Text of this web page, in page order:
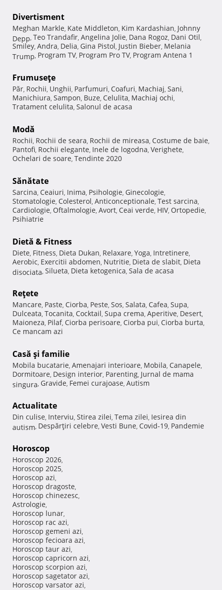
Divertisment
Meghan Markle, Kate Middleton, Kim Kardashian, Johnny
Depp, Teo Trandafir, Angelina Jolie, Dana Rogoz, Dani Otil,
Smiley, Andra, Delia, Gina Pistol, Justin Bieber, Melania
Trump, Program TV, Program Pro TV, Program Antena 1
Frumuseţe
Păr, Rochii, Unghii, Parfumuri, Coafuri, Machiaj, Sani,
Manichiura, Sampon, Buze, Celulita, Machiaj ochi,
Tratament celulita, Salonul de acasa
Modă
Rochii, Rochii de seara, Rochii de mireasa, Costume de baie,
Pantofi, Rochii elegante, Inele de logodna, Verighete,
Ochelari de soare, Tendinte 2020
Sănătate
Sarcina, Ceaiuri, Inima, Psihologie, Ginecologie,
Stomatologie, Colesterol, Anticonceptionale, Test sarcina,
Cardiologie, Oftalmologie, Avort, Ceai verde, HIV, Ortopedie,
Psihiatrie
Dietă & Fitness
Diete, Fitness, Dieta Dukan, Relaxare, Yoga, Intretinere,
Aerobic, Exercitii abdomen, Nutritie, Dieta de slabit, Dieta
disociata, Silueta, Dieta ketogenica, Sala de acasa
Reţete
Mancare, Paste, Ciorba, Peste, Sos, Salata, Cafea, Supa,
Dulceata, Tocanita, Cocktail, Supa crema, Aperitive, Desert,
Maioneza, Pilaf, Ciorba perisoare, Ciorba pui, Ciorba burta,
Ce mancam azi
Casă şi familie
Mobila bucatarie, Amenajari interioare, Mobila, Canapele,
Dormitoare, Design interior, Parenting, Jurnal de mama
singura, Gravide, Femei curajoase, Autism
Actualitate
Din culise, Interviu, Stirea zilei, Tema zilei, Iesirea din
autism, Despărţiri celebre, Vesti Bune, Covid-19, Pandemie
Horoscop
Horoscop 2026,
Horoscop 2025,
Horoscop azi,
Horoscop dragoste,
Horoscop chinezesc,
Astrologie,
Horoscop lunar,
Horoscop rac azi,
Horoscop gemeni azi,
Horoscop fecioara azi,
Horoscop taur azi,
Horoscop capricorn azi,
Horoscop scorpion azi,
Horoscop sagetator azi,
Horoscop varsator azi,